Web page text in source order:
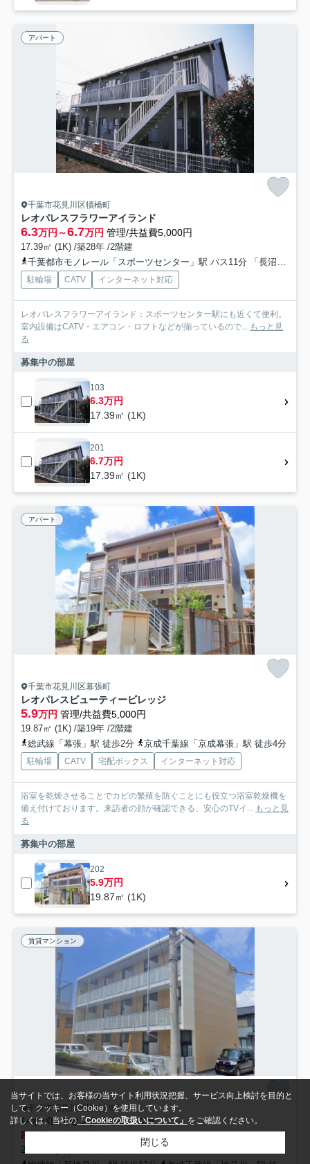
アパート
千葉市花見川区犢橋町
レオパレスフラワーアイランド
6.3万円～6.7万円 管理/共益費5,000円
17.39㎡ (1K) /築28年 /2階建
千葉都市モノレール「スポーツセンター」駅 バス11分 「長沼」 停歩8分
駐輪場 CATV インターネット対応
レオパレスフラワーアイランド：スポーツセンター駅にも近くて便利。
室内設備はCATV・エアコン・ロフトなどが揃っているので...
もっと見
る
募集中の部屋
103
6.3万円
17.39㎡ (1K)
201
6.7万円
17.39㎡ (1K)
アパート
千葉市花見川区幕張町
レオパレスビューティービレッジ
5.9万円 管理/共益費5,000円
19.87㎡ (1K) /築19年 /2階建
総武線「幕張」駅 徒歩2分
京成千葉線「京成幕張」駅 徒歩4分
駐輪場 CATV 宅配ボックス インターネット対応
浴室を乾燥させることでカビの繁殖を防ぐことにも役立つ浴室乾燥機を
備え付けております。来訪者の顔が確認できる、安心のTVイ...
もっと見
る
募集中の部屋
202
5.9万円
19.87㎡ (1K)
賃貸マンション
千葉市花見川区検見川町
レオパレスセンタービレッジⅡ
8
20.28㎡ (1K) /築20年 /3階建
当サイトでは、お客様の当サイト利用状況把握、サービス向上検討を目的と
して、クッキー（Cookie）を使用しています。
詳しくは、当社の「Cookieの取扱いについて」 をご確認ください。
閉じる